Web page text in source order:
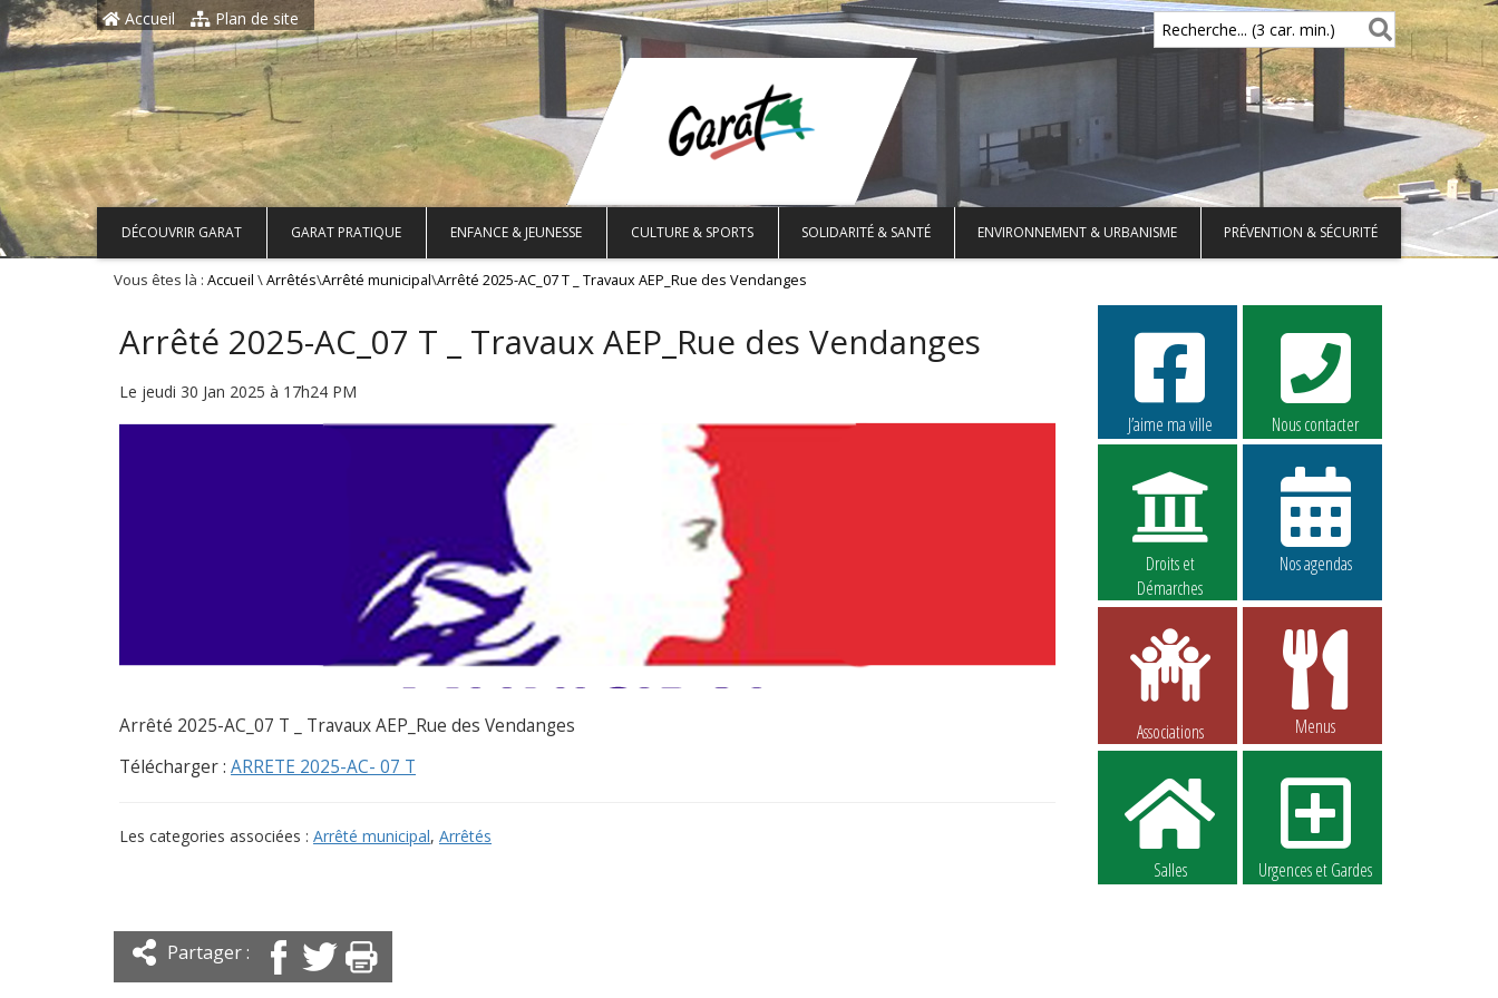
Aller au contenu principal
Accueil Plan de site
Recherche... (3 car. min.)
DÉCOUVRIR GARAT GARAT PRATIQUE ENFANCE & JEUNESSE CULTURE & SPORTS SOLIDARITÉ & SANTÉ ENVIRONNEMENT & URBANISME PRÉVENTION & SÉCURITÉ
Vous êtes là : Accueil \Arrêtés\Arrêté municipal\Arrêté 2025-AC_07 T _ Travaux AEP_Rue des Vendanges
Arrêté 2025-AC_07 T _ Travaux AEP_Rue des Vendanges
Le jeudi 30 Jan 2025 à 17h24 PM
Arrêté 2025-AC_07 T _ Travaux AEP_Rue des Vendanges
Télécharger : ARRETE 2025-AC- 07 T
Les categories associées : Arrêté municipal, Arrêtés
J’aime ma ville Nous contacter
Droits et
Démarches
Nos agendas
Associations Menus
Salles Urgences et Gardes
Partager :